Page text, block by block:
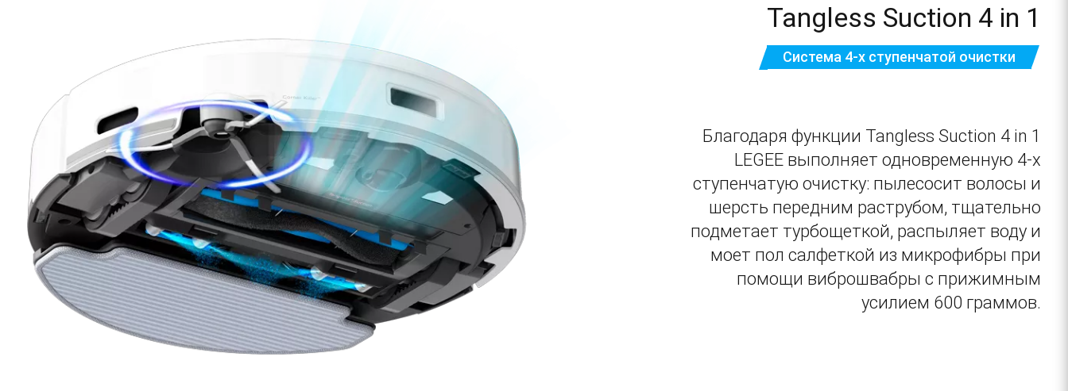
Tangless Suction 4 in 1
Система 4-х ступенчатой очистки
Благодаря функции Tangless Suction 4 in 1
LEGEE выполняет одновременную 4-х
ступенчатую очистку: пылесосит волосы и
шерсть передним раструбом, тщательно
подметает турбощеткой, распыляет воду и
моет пол салфеткой из микрофибры при
помощи виброшвабры с прижимным
усилием 600 граммов.